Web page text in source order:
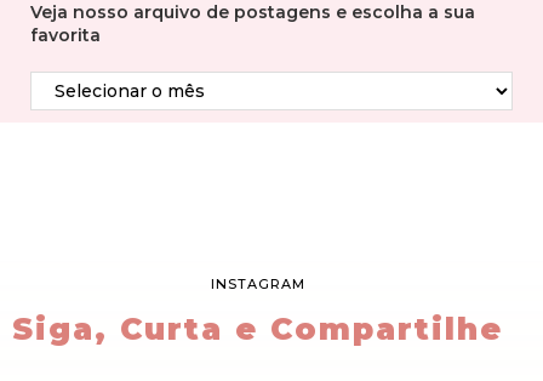
Veja nosso arquivo de postagens e escolha a sua
favorita
INSTAGRAM
Siga, Curta e Compartilhe